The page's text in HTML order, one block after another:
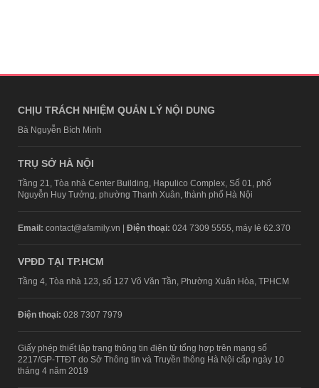
CHỊU TRÁCH NHIỆM QUẢN LÝ NỘI DUNG
Bà Nguyễn Bích Minh
TRỤ SỞ HÀ NỘI
Tầng 21, Tòa nhà Center Building, Hapulico Complex, Số 01, phố
Nguyễn Huy Tưởng, phường Thanh Xuân, thành phố Hà Nội
Email: contact@afamily.vn | Điện thoại: 024 7309 5555, máy lẻ 62.370
VPĐD TẠI TP.HCM
Tầng 4, Tòa nhà 123, số 127 Võ Văn Tần, Phường Xuân Hòa, TPHCM
Điện thoại: 028 7307 7979
Giấy phép thiết lập trang thông tin điện tử tổng hợp trên mạng số
2217/GP-TTĐT do Sở Thông tin và Truyền thông Hà Nội cấp ngày 10
tháng 4 năm 2019